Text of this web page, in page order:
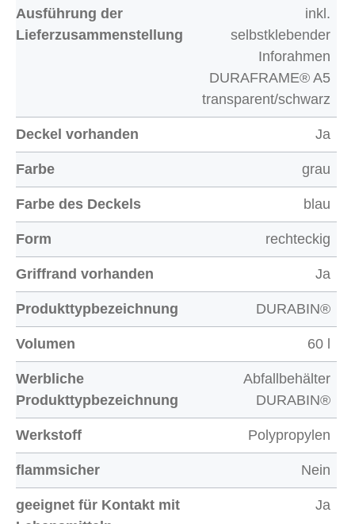
Ausführung der
Lieferzusammenstellung
inkl.
selbstklebender
Inforahmen
DURAFRAME® A5
transparent/schwarz
Deckel vorhanden Ja
Farbe grau
Farbe des Deckels blau
Form rechteckig
Griffrand vorhanden Ja
Produkttypbezeichnung DURABIN®
Volumen 60 l
Werbliche
Produkttypbezeichnung
Abfallbehälter
DURABIN®
Werkstoff Polypropylen
flammsicher Nein
geeignet für Kontakt mit
Ja